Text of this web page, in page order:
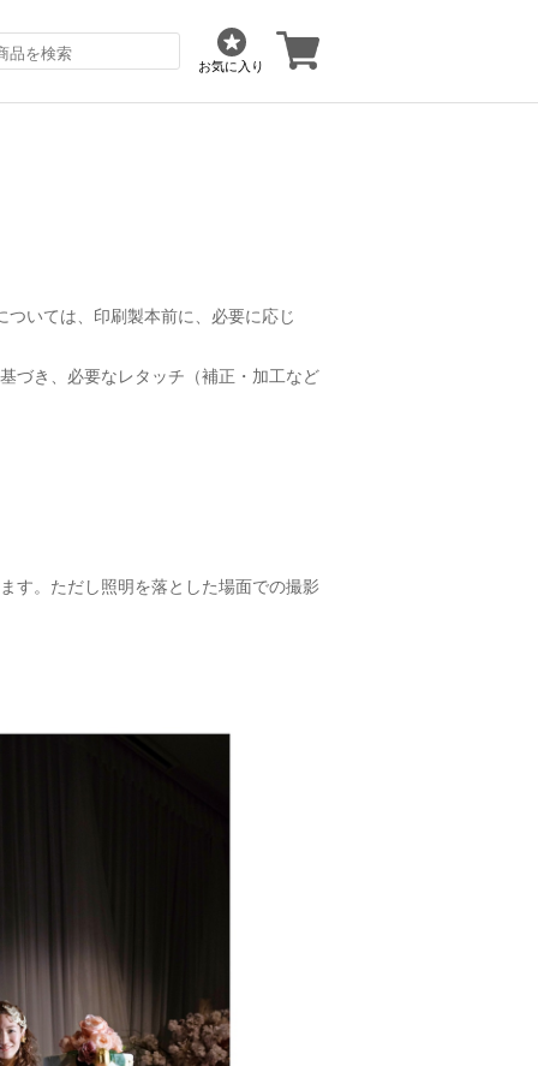
お気に入り
いては、印刷製本前に、必要に応じ
づき、必要なレタッチ（補正・加工など
す。ただし照明を落とした場面での撮影